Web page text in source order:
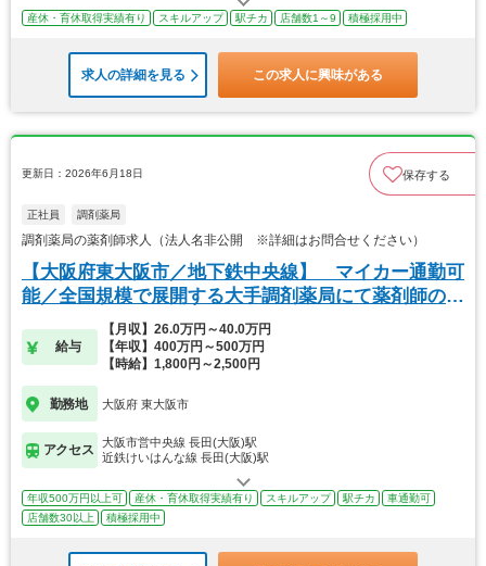
産休・育休取得実績有り スキルアップ 駅チカ 店舗数1～9 積極採用中
求人の詳細を見る この求人に興味がある
更新日：2026年6月18日 保存する
正社員 調剤薬局
調剤薬局の薬剤師求人（法人名非公開 ※詳細はお問合せください）
【大阪府東大阪市／地下鉄中央線】 マイカー通勤可
能／全国規模で展開する大手調剤薬局にて薬剤師の募
給与
【月収】26.0万円～40.0万円
【年収】400万円～500万円
【時給】1,800円～2,500円
勤務地 大阪府 東大阪市
アクセス
大阪市営中央線 長田(大阪)駅
近鉄けいはんな線 長田(大阪)駅
年収500万円以上可 産休・育休取得実績有り スキルアップ 駅チカ
車通勤可
店舗数30以上
積極採用中